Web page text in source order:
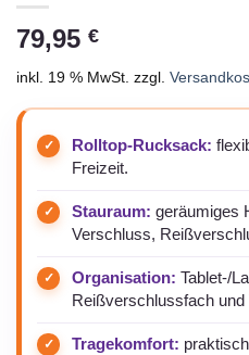
79,95 €
inkl. 19 % MwSt. zzgl.
Rolltop-Rucksack:
Freizeit.
Stauraum: geräumiges
Verschluss,
Organisation: Tablet-/
Reißverschlussfach und
Tragekomfort: